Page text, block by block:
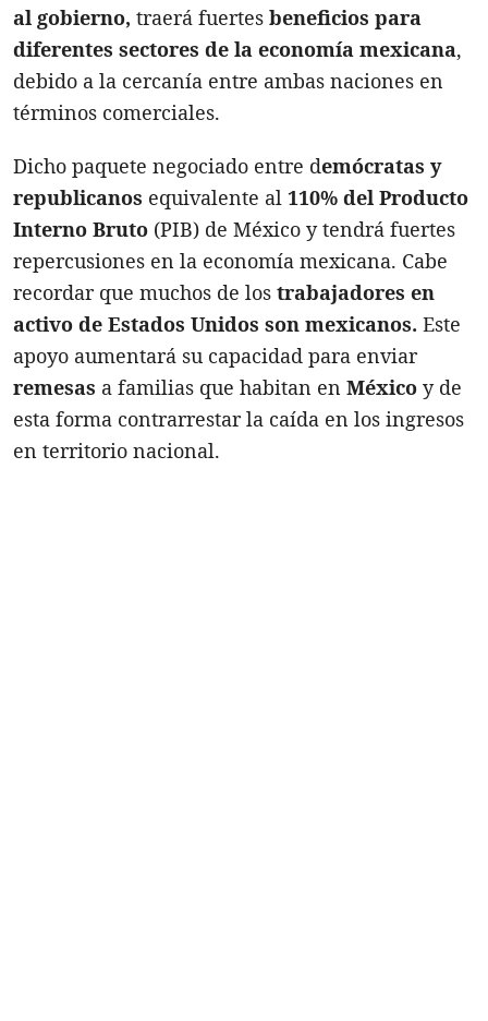
al gobierno, traerá fuertes beneficios para
diferentes sectores de la economía mexicana,
debido a la cercanía entre ambas naciones en
términos comerciales.
Dicho paquete negociado entre demócratas y
republicanos equivalente al 110% del Producto
Interno Bruto (PIB) de México y tendrá fuertes
repercusiones en la economía mexicana. Cabe
recordar que muchos de los trabajadores en
activo de Estados Unidos son mexicanos. Este
apoyo aumentará su capacidad para enviar
remesas a familias que habitan en México y de
esta forma contrarrestar la caída en los ingresos
en territorio nacional.